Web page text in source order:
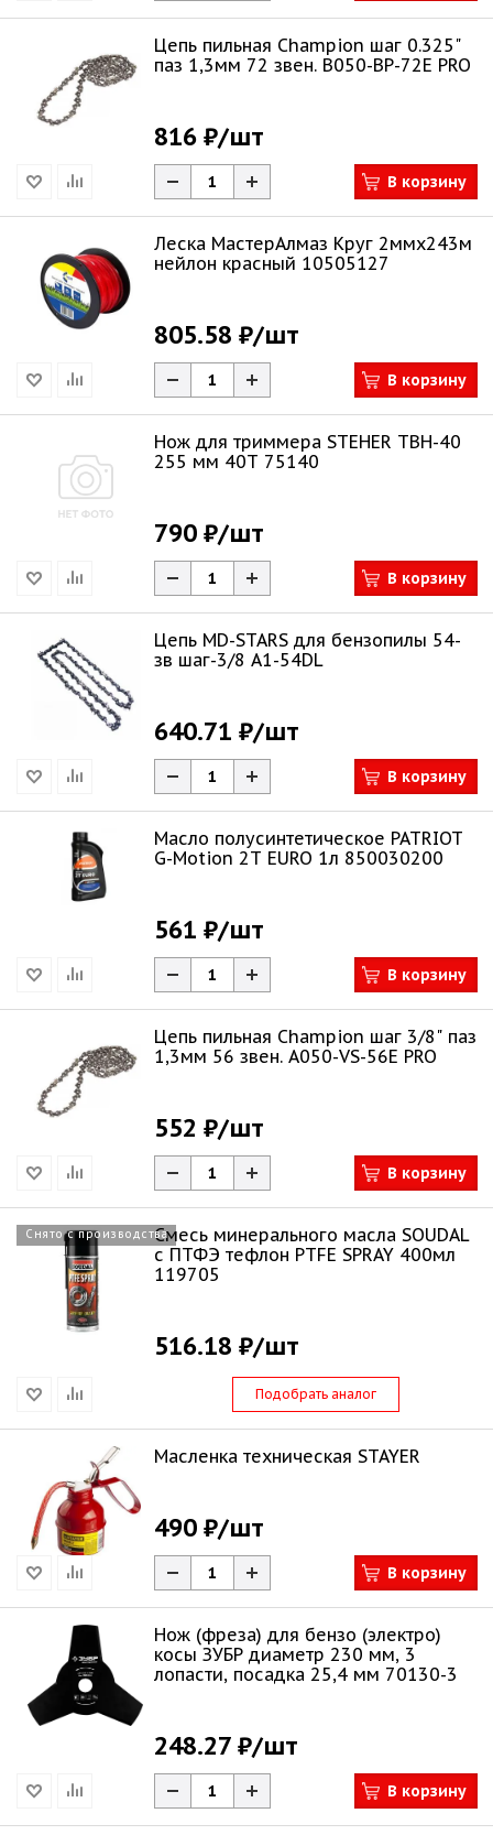
Цепь пильная Champion шаг 0.325"
паз 1,3мм 72 звен. B050-BP-72E PRO
816 ₽/шт
В корзину
Леска МастерАлмаз Круг 2ммх243м
нейлон красный 10505127
805.58 ₽/шт
В корзину
Нож для триммера STEHER TBН-40
255 мм 40T 75140
790 ₽/шт
В корзину
Цепь MD-STARS для бензопилы 54-
зв шаг-3/8 A1-54DL
640.71 ₽/шт
В корзину
Масло полусинтетическое PATRIOT
G-Motion 2Т EURO 1л 850030200
561 ₽/шт
В корзину
Цепь пильная Champion шаг 3/8" паз
1,3мм 56 звен. A050-VS-56E PRO
552 ₽/шт
В корзину
Снято с производстваСмесь минерального масла SOUDAL
с ПТФЭ тефлон PTFE SPRAY 400мл
119705
516.18 ₽/шт
Подобрать аналог
Масленка техническая STAYER
490 ₽/шт
В корзину
Нож (фреза) для бензо (электро)
косы ЗУБР диаметр 230 мм, 3
лопасти, посадка 25,4 мм 70130-3
248.27 ₽/шт
В корзину